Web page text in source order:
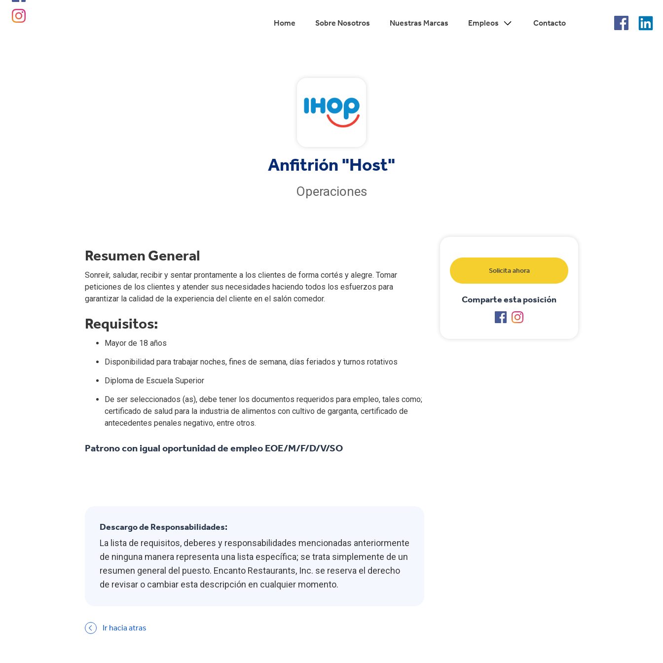
Home Sobre Nosotros Nuestras Marcas Empleos Contacto
Anfitrión "Host"
Operaciones
Resumen General
Sonreír, saludar, recibir y sentar prontamente a los clientes de forma cortés y alegre. Tomar
peticiones de los clientes y atender sus necesidades haciendo todos los esfuerzos para
garantizar la calidad de la experiencia del cliente en el salón comedor.
Requisitos:
Mayor de 18 años
Disponibilidad para trabajar noches, fines de semana, días feriados y turnos rotativos
Diploma de Escuela Superior
De ser seleccionados (as), debe tener los documentos requeridos para empleo, tales como;
certificado de salud para la industria de alimentos con cultivo de garganta, certificado de
antecedentes penales negativo, entre otros.
Patrono con igual oportunidad de empleo EOE/M/F/D/V/SO
Descargo de Responsabilidades:
La lista de requisitos, deberes y responsabilidades mencionadas anteriormente
de ninguna manera representa una lista específica; se trata simplemente de un
resumen general del puesto. Encanto Restaurants, Inc. se reserva el derecho
de revisar o cambiar esta descripción en cualquier momento.
Solicita ahora
Comparte esta posición
Ir hacia atras